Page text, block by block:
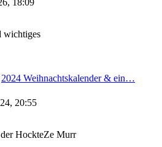
wichtiges
2024 Weihnachtskalender & ein…
20:55
HockteZe Murr